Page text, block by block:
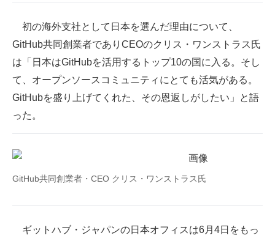
建設×テクノロジーの最前線
ちょっと気になるネットの話題
初の海外支社として日本を選んだ理由について、
GitHub共同創業者でありCEOのクリス・ワンストラス氏
は「日本はGitHubを活用するトップ10の国に入る。そし
て、オープンソースコミュニティにとても活気がある。
GitHubを盛り上げてくれた、その恩返しがしたい」と語
った。
GitHub共同創業者・CEO クリス・ワンストラス氏
ギットハブ・ジャパンの日本オフィスは6月4日をもっ